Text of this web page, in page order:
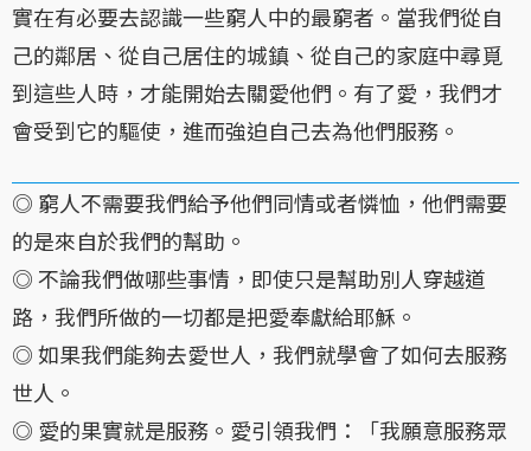
實在有必要去認識一些窮人中的最窮者。當我們從自
己的鄰居、從自己居住的城鎮、從自己的家庭中尋覓
到這些人時，才能開始去關愛他們。有了愛，我們才
會受到它的驅使，進而強迫自己去為他們服務。
◎ 窮人不需要我們給予他們同情或者憐恤，他們需要
的是來自於我們的幫助。
◎ 不論我們做哪些事情，即使只是幫助別人穿越道
路，我們所做的一切都是把愛奉獻給耶穌。
◎ 如果我們能夠去愛世人，我們就學會了如何去服務
世人。
◎ 愛的果實就是服務。愛引領我們：「我願意服務眾